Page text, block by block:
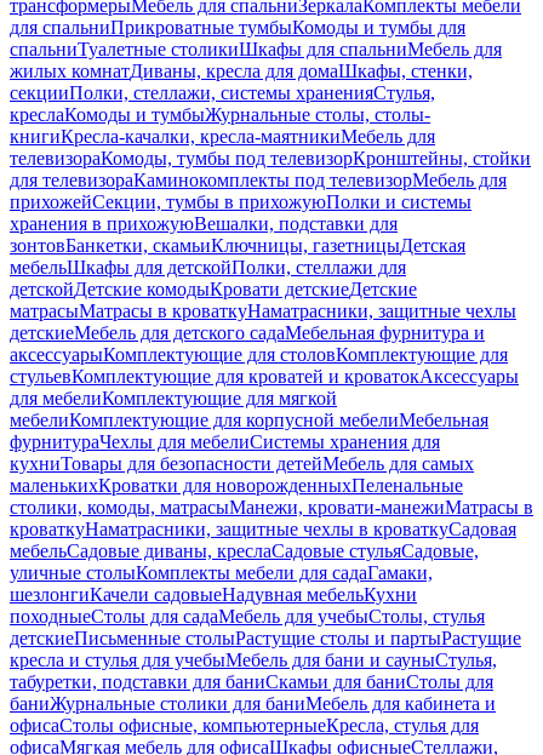
трансформерыМебель для спальниЗеркалаКомплекты мебели
для спальниПрикроватные тумбыКомоды и тумбы для
спальниТуалетные столикиШкафы для спальниМебель для
жилых комнатДиваны, кресла для домаШкафы, стенки,
секцииПолки, стеллажи, системы храненияСтулья,
креслаКомоды и тумбыЖурнальные столы, столы-
книгиКресла-качалки, кресла-маятникиМебель для
телевизораКомоды, тумбы под телевизорКронштейны, стойки
для телевизораКаминокомплекты под телевизорМебель для
прихожейСекции, тумбы в прихожуюПолки и системы
хранения в прихожуюВешалки, подставки для
зонтовБанкетки, скамьиКлючницы, газетницыДетская
мебельШкафы для детскойПолки, стеллажи для
детскойДетские комодыКровати детскиеДетские
матрасыМатрасы в кроваткуНаматрасники, защитные чехлы
детскиеМебель для детского садаМебельная фурнитура и
аксессуарыКомплектующие для столовКомплектующие для
стульевКомплектующие для кроватей и кроватокАксессуары
для мебелиКомплектующие для мягкой
мебелиКомплектующие для корпусной мебелиМебельная
фурнитураЧехлы для мебелиСистемы хранения для
кухниТовары для безопасности детейМебель для самых
маленькихКроватки для новорожденныхПеленальные
столики, комоды, матрасыМанежи, кровати-манежиМатрасы в
кроваткуНаматрасники, защитные чехлы в кроваткуСадовая
мебельСадовые диваны, креслаСадовые стульяСадовые,
уличные столыКомплекты мебели для садаГамаки,
шезлонгиКачели садовыеНадувная мебельКухни
походныеСтолы для садаМебель для учебыСтолы, стулья
детскиеПисьменные столыРастущие столы и партыРастущие
кресла и стулья для учебыМебель для бани и сауныСтулья,
табуретки, подставки для баниСкамьи для баниСтолы для
баниЖурнальные столики для баниМебель для кабинета и
офисаСтолы офисные, компьютерныеКресла, стулья для
офисаМягкая мебель для офисаШкафы офисныеСтеллажи,